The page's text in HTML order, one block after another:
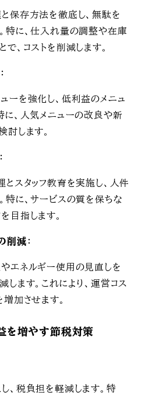
保存方法を徹底し、無駄を
特に、仕入れ量の調整や在庫
、コストを削減します。
：
ーを強化し、低利益のメニュ
に、人気メニューの改良や新
討します。
：
とスタッフ教育を実施し、人件
特に、サービスの質を保ちな
目指します。
削減 ：
エネルギー使用の見直しを
します。これにより、運営コス
増加させます。
を増やす節税対策
、税負担を軽減します。特